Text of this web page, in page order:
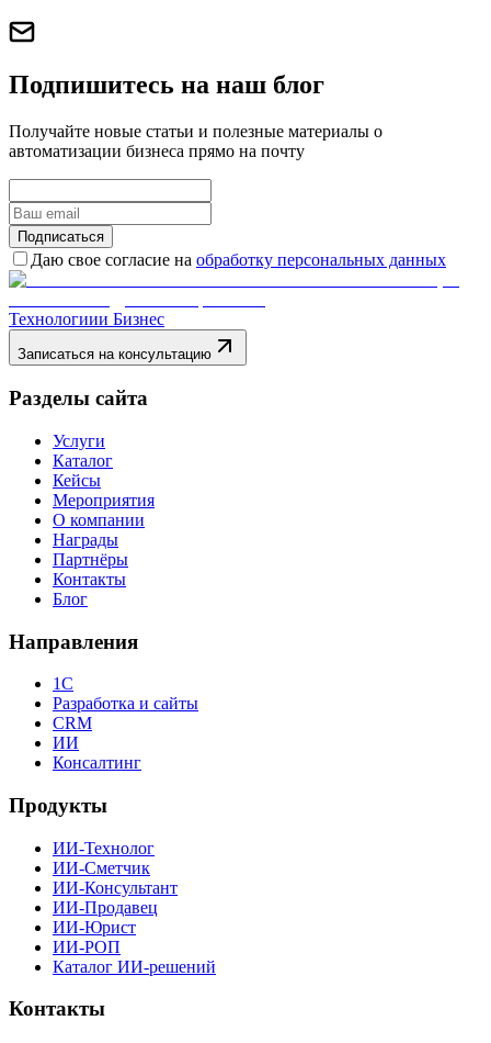
Подпишитесь на наш блог
Получайте новые статьи и полезные материалы о
автоматизации бизнеса прямо на почту
Подписаться
Даю свое согласие на обработку персональных данных
Технологиии Бизнес
Записаться на консультацию
Разделы сайта
Услуги
Каталог
Кейсы
Мероприятия
О компании
Награды
Партнёры
Контакты
Блог
Направления
1С
Разработка и сайты
CRM
ИИ
Консалтинг
Продукты
ИИ-Технолог
ИИ-Сметчик
ИИ-Консультант
ИИ-Продавец
ИИ-Юрист
ИИ-РОП
Каталог ИИ-решений
Контакты